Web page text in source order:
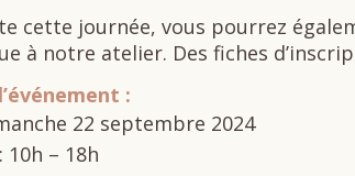
cette journée, vous pourrez
à notre atelier. Des fiches
:
22 septembre 2024
: 10h – 18h